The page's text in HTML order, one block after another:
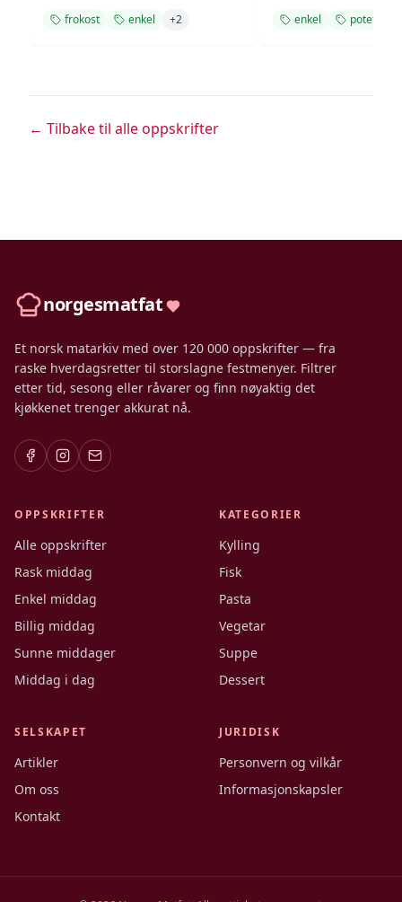
frokost enkel +2 enkel potet
← Tilbake til alle oppskrifter
norgesmatfat
Et norsk matarkiv med over 120 000 oppskrifter — fra
raske hverdagsretter til storslagne festmenyer. Filtrer
etter tid, sesong eller råvarer og finn nøyaktig det
kjøkkenet trenger akkurat nå.
OPPSKRIFTER
Alle oppskrifter
Rask middag
Enkel middag
Billig middag
Sunne middager
Middag i dag
KATEGORIER
Kylling
Fisk
Pasta
Vegetar
Suppe
Dessert
SELSKAPET
Artikler
Om oss
Kontakt
JURIDISK
Personvern og vilkår
Informasjonskapsler